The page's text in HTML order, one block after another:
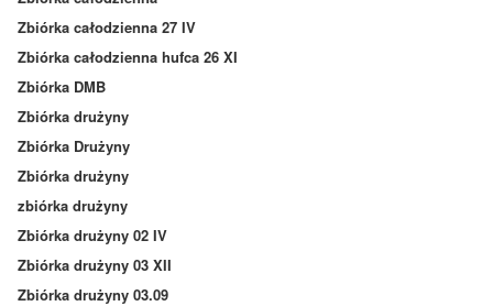
Zbiórka całodzienna 27 IV
Zbiórka całodzienna hufca 26 XI
Zbiórka DMB
Zbiórka drużyny
Zbiórka Drużyny
Zbiórka drużyny
zbiórka drużyny
Zbiórka drużyny 02 IV
Zbiórka drużyny 03 XII
Zbiórka drużyny 03.09